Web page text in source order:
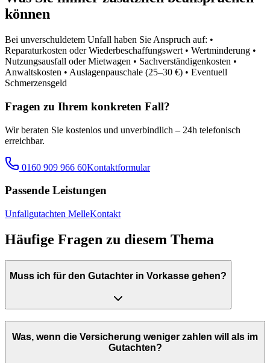
können
Bei unverschuldetem Unfall haben Sie Anspruch auf: •
Reparaturkosten oder Wiederbeschaffungswert • Wertminderung •
Nutzungsausfall oder Mietwagen • Sachverständigenkosten •
Anwaltskosten • Auslagenpauschale (25–30 €) • Eventuell
Schmerzensgeld
Fragen zu Ihrem konkreten Fall?
Wir beraten Sie kostenlos und unverbindlich – 24h telefonisch
erreichbar.
0160 909 966 60Kontaktformular
Passende Leistungen
Unfallgutachten MelleKontakt
Häufige Fragen zu diesem Thema
Muss ich für den Gutachter in Vorkasse gehen?
Was, wenn die Versicherung weniger zahlen will als im
Gutachten?